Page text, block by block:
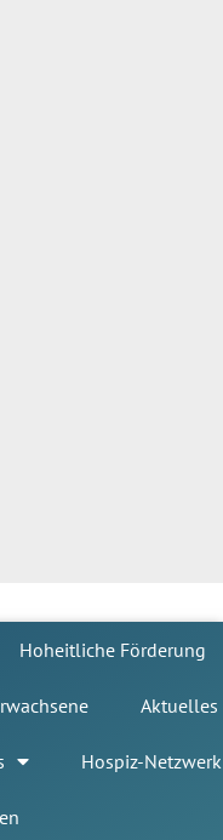
Hoheitliche Förderung
Aktuelles
Hospiz-Netzwerk